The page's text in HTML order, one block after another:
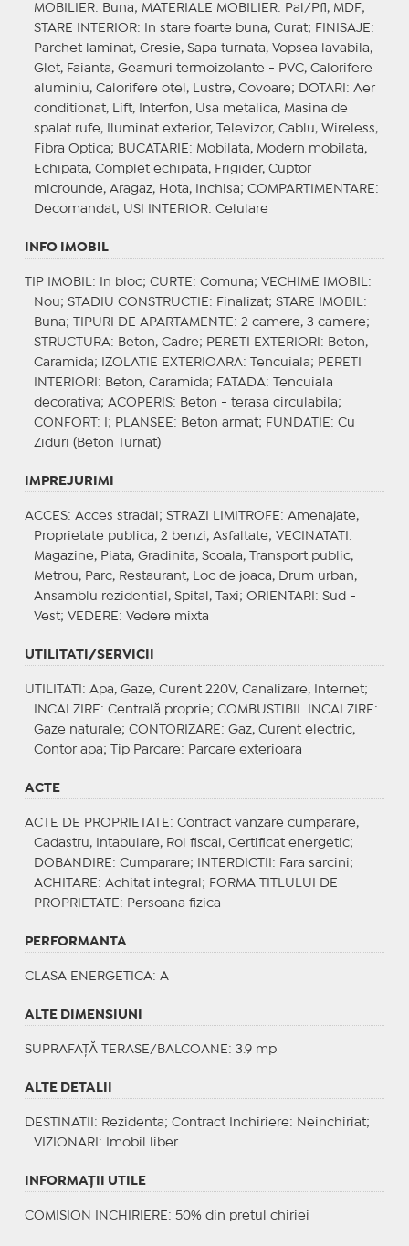
MOBILIER: Buna; MATERIALE MOBILIER: Pal/Pfl, MDF;
STARE INTERIOR: In stare foarte buna, Curat; FINISAJE :
Parchet laminat, Gresie, Sapa turnata, Vopsea lavabila,
Glet, Faianta, Geamuri termoizolante - PVC, Calorifere
aluminiu, Calorifere otel, Lustre, Covoare;
DOTARI : Aer
conditionat, Lift, Interfon, Usa metalica, Masina de
spalat rufe, Iluminat exterior, Televizor, Cablu, Wireless,
Fibra Optica; BUCATARIE : Mobilata, Modern mobilata,
Echipata, Complet echipata, Frigider, Cuptor
microunde, Aragaz, Hota, Inchisa; COMPARTIMENTARE :
Decomandat; USI INTERIOR: Celulare
INFO IMOBIL
TIP IMOBIL : In bloc; CURTE : Comuna; VECHIME IMOBIL :
Nou; STADIU CONSTRUCTIE : Finalizat; STARE IMOBIL :
Buna;
TIPURI DE APARTAMENTE : 2 camere, 3 camere;
STRUCTURA: Beton, Cadre; PERETI EXTERIORI : Beton,
Caramida;
IZOLATIE EXTERIOARA: Tencuiala; PERETI
INTERIORI : Beton, Caramida; FATADA: Tencuiala
decorativa; ACOPERIS: Beton - terasa circulabila;
CONFORT : I; PLANSEE : Beton armat; FUNDATIE : Cu
Ziduri (Beton Turnat)
IMPREJURIMI
ACCES: Acces stradal; STRAZI LIMITROFE : Amenajate,
Proprietate publica, 2 benzi, Asfaltate; VECINATATI :
Magazine, Piata, Gradinita, Scoala, Transport public,
Metrou, Parc, Restaurant, Loc de joaca, Drum urban,
Ansamblu rezidential, Spital, Taxi; ORIENTARI : Sud -
Vest; VEDERE : Vedere mixta
UTILITATI/SERVICII
UTILITATI : Apa, Gaze, Curent 220V, Canalizare, Internet;
INCALZIRE : Centrală proprie; COMBUSTIBIL INCALZIRE :
Gaze naturale; CONTORIZARE : Gaz, Curent electric,
Contor apa;
Tip Parcare: Parcare exterioara
ACTE
ACTE DE PROPRIETATE : Contract vanzare cumparare,
Cadastru, Intabulare, Rol fiscal, Certificat energetic;
DOBANDIRE : Cumparare; INTERDICTII : Fara sarcini;
ACHITARE : Achitat integral; FORMA TITLULUI DE
PROPRIETATE : Persoana fizica
PERFORMANTA
CLASA ENERGETICA: A
ALTE DIMENSIUNI
SUPRAFAȚĂ TERASE/BALCOANE: 3.9 mp
ALTE DETALII
DESTINATII : Rezidenta; Contract Inchiriere: Neinchiriat;
VIZIONARI : Imobil liber
INFORMAŢII UTILE
COMISION INCHIRIERE: 50% din pretul chiriei